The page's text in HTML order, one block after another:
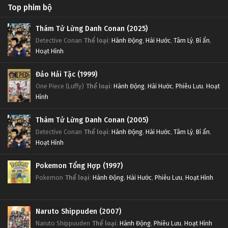
Top phim bộ
Thám Tử Lừng Danh Conan (2025)
Detective Conan Thể loại: Hành Động, Hài Hước, Tâm Lý, Bí ẩn,
Hoạt Hình
Đảo Hải Tặc (1999)
One Piece (Luffy) Thể loại: Hành Động, Hài Hước, Phiêu Lưu, Hoạt
Hình
Thám Tử Lừng Danh Conan (2005)
Detective Conan Thể loại: Hành Động, Hài Hước, Tâm Lý, Bí ẩn,
Hoạt Hình
Pokemon Tổng Hợp (1997)
Pokemon Thể loại: Hành Động, Hài Hước, Phiêu Lưu, Hoạt Hình
Naruto Shippuden (2007)
Naruto Shippuuden Thể loại: Hành Động, Phiêu Lưu, Hoạt Hình